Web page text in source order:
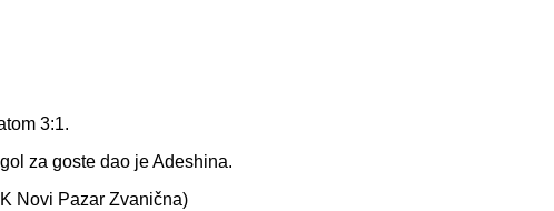
3:1.
za goste dao je Adeshina.
Novi Pazar Zvanična)